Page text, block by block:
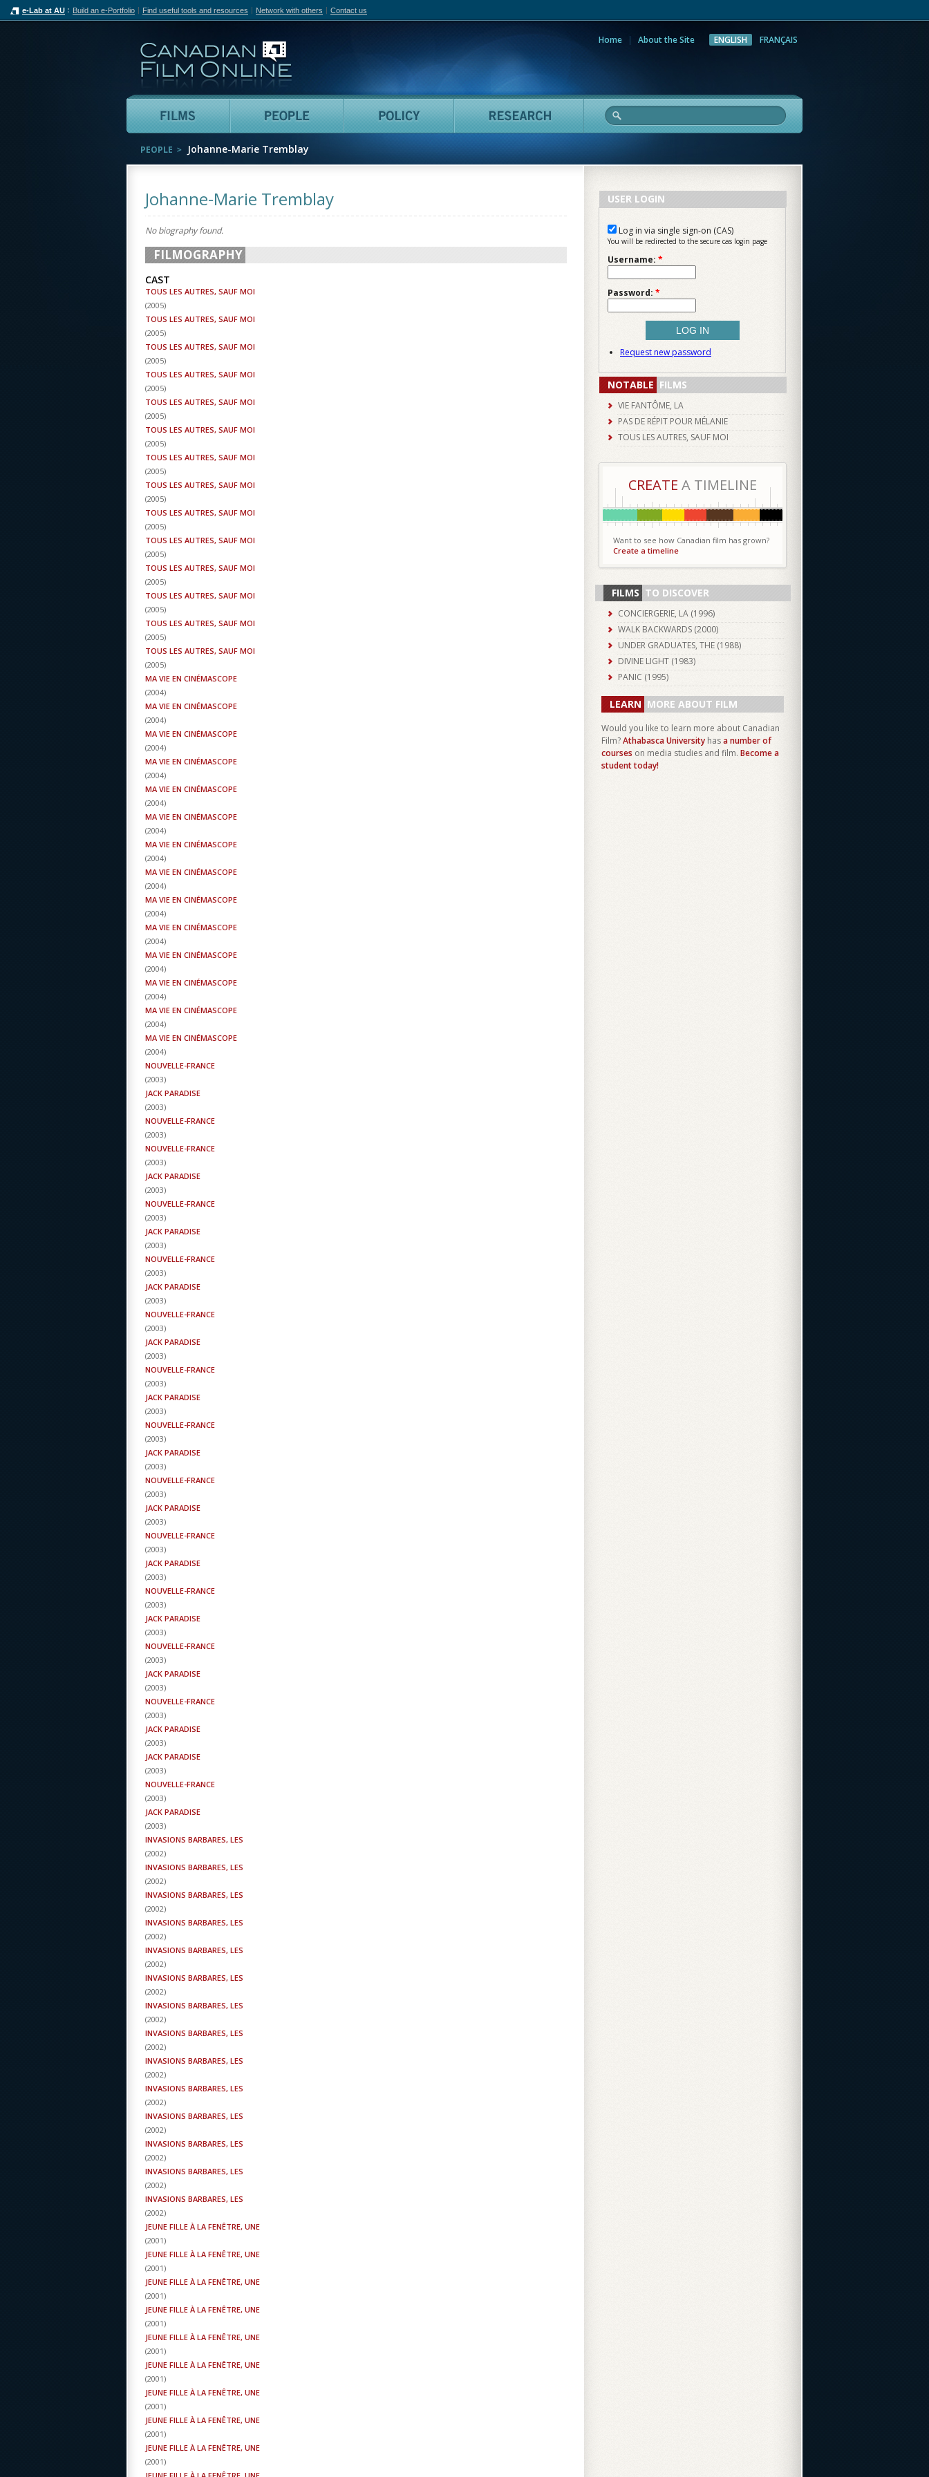
e-Lab at AU Build an e-Portfolio Find useful tools and resources Network with others Contact us
Home About the Site ENGLISH FRANÇAIS
Films People Policy Research
PEOPLE Johanne-Marie Tremblay
Johanne-Marie Tremblay
No biography found.
FILMOGRAPHY
CAST
TOUS LES AUTRES, SAUF MOI
(2005)
TOUS LES AUTRES, SAUF MOI
(2005)
TOUS LES AUTRES, SAUF MOI
(2005)
TOUS LES AUTRES, SAUF MOI
(2005)
TOUS LES AUTRES, SAUF MOI
(2005)
TOUS LES AUTRES, SAUF MOI
(2005)
TOUS LES AUTRES, SAUF MOI
(2005)
TOUS LES AUTRES, SAUF MOI
(2005)
TOUS LES AUTRES, SAUF MOI
(2005)
TOUS LES AUTRES, SAUF MOI
(2005)
TOUS LES AUTRES, SAUF MOI
(2005)
TOUS LES AUTRES, SAUF MOI
(2005)
TOUS LES AUTRES, SAUF MOI
(2005)
TOUS LES AUTRES, SAUF MOI
(2005)
MA VIE EN CINÉMASCOPE
(2004)
MA VIE EN CINÉMASCOPE
(2004)
MA VIE EN CINÉMASCOPE
(2004)
MA VIE EN CINÉMASCOPE
(2004)
MA VIE EN CINÉMASCOPE
(2004)
MA VIE EN CINÉMASCOPE
(2004)
MA VIE EN CINÉMASCOPE
(2004)
MA VIE EN CINÉMASCOPE
(2004)
MA VIE EN CINÉMASCOPE
(2004)
MA VIE EN CINÉMASCOPE
(2004)
MA VIE EN CINÉMASCOPE
(2004)
MA VIE EN CINÉMASCOPE
(2004)
MA VIE EN CINÉMASCOPE
(2004)
MA VIE EN CINÉMASCOPE
(2004)
NOUVELLE-FRANCE
(2003)
JACK PARADISE
(2003)
NOUVELLE-FRANCE
(2003)
NOUVELLE-FRANCE
(2003)
JACK PARADISE
(2003)
NOUVELLE-FRANCE
(2003)
JACK PARADISE
(2003)
NOUVELLE-FRANCE
(2003)
JACK PARADISE
(2003)
NOUVELLE-FRANCE
(2003)
JACK PARADISE
(2003)
NOUVELLE-FRANCE
(2003)
JACK PARADISE
(2003)
NOUVELLE-FRANCE
(2003)
JACK PARADISE
(2003)
NOUVELLE-FRANCE
(2003)
JACK PARADISE
(2003)
NOUVELLE-FRANCE
(2003)
JACK PARADISE
(2003)
NOUVELLE-FRANCE
(2003)
JACK PARADISE
(2003)
NOUVELLE-FRANCE
(2003)
JACK PARADISE
(2003)
NOUVELLE-FRANCE
(2003)
JACK PARADISE
(2003)
JACK PARADISE
(2003)
NOUVELLE-FRANCE
(2003)
JACK PARADISE
(2003)
INVASIONS BARBARES, LES
(2002)
INVASIONS BARBARES, LES
(2002)
INVASIONS BARBARES, LES
(2002)
INVASIONS BARBARES, LES
(2002)
INVASIONS BARBARES, LES
(2002)
INVASIONS BARBARES, LES
(2002)
INVASIONS BARBARES, LES
(2002)
INVASIONS BARBARES, LES
(2002)
INVASIONS BARBARES, LES
(2002)
INVASIONS BARBARES, LES
(2002)
INVASIONS BARBARES, LES
(2002)
INVASIONS BARBARES, LES
(2002)
INVASIONS BARBARES, LES
(2002)
INVASIONS BARBARES, LES
(2002)
JEUNE FILLE À LA FENÊTRE, UNE
(2001)
JEUNE FILLE À LA FENÊTRE, UNE
(2001)
JEUNE FILLE À LA FENÊTRE, UNE
(2001)
JEUNE FILLE À LA FENÊTRE, UNE
(2001)
JEUNE FILLE À LA FENÊTRE, UNE
(2001)
JEUNE FILLE À LA FENÊTRE, UNE
(2001)
JEUNE FILLE À LA FENÊTRE, UNE
(2001)
JEUNE FILLE À LA FENÊTRE, UNE
(2001)
JEUNE FILLE À LA FENÊTRE, UNE
(2001)
USER LOGIN
Log in via single sign-on (CAS)
You will be redirected to the secure cas login page
Username: *
Password: *
Request new password
NOTABLE FILMS
VIE FANTÔME, LA
PAS DE RÉPIT POUR MÉLANIE
TOUS LES AUTRES, SAUF MOI
CREATE A TIMELINE
Want to see how Canadian film has grown?
Create a timeline
FILMS TO DISCOVER
CONCIERGERIE, LA (1996)
WALK BACKWARDS (2000)
UNDER GRADUATES, THE (1988)
DIVINE LIGHT (1983)
PANIC (1995)
LEARN MORE ABOUT FILM
Would you like to learn more about Canadian
Film?Athabasca University hasa number of
courses on media studies and film. Become a
student today!